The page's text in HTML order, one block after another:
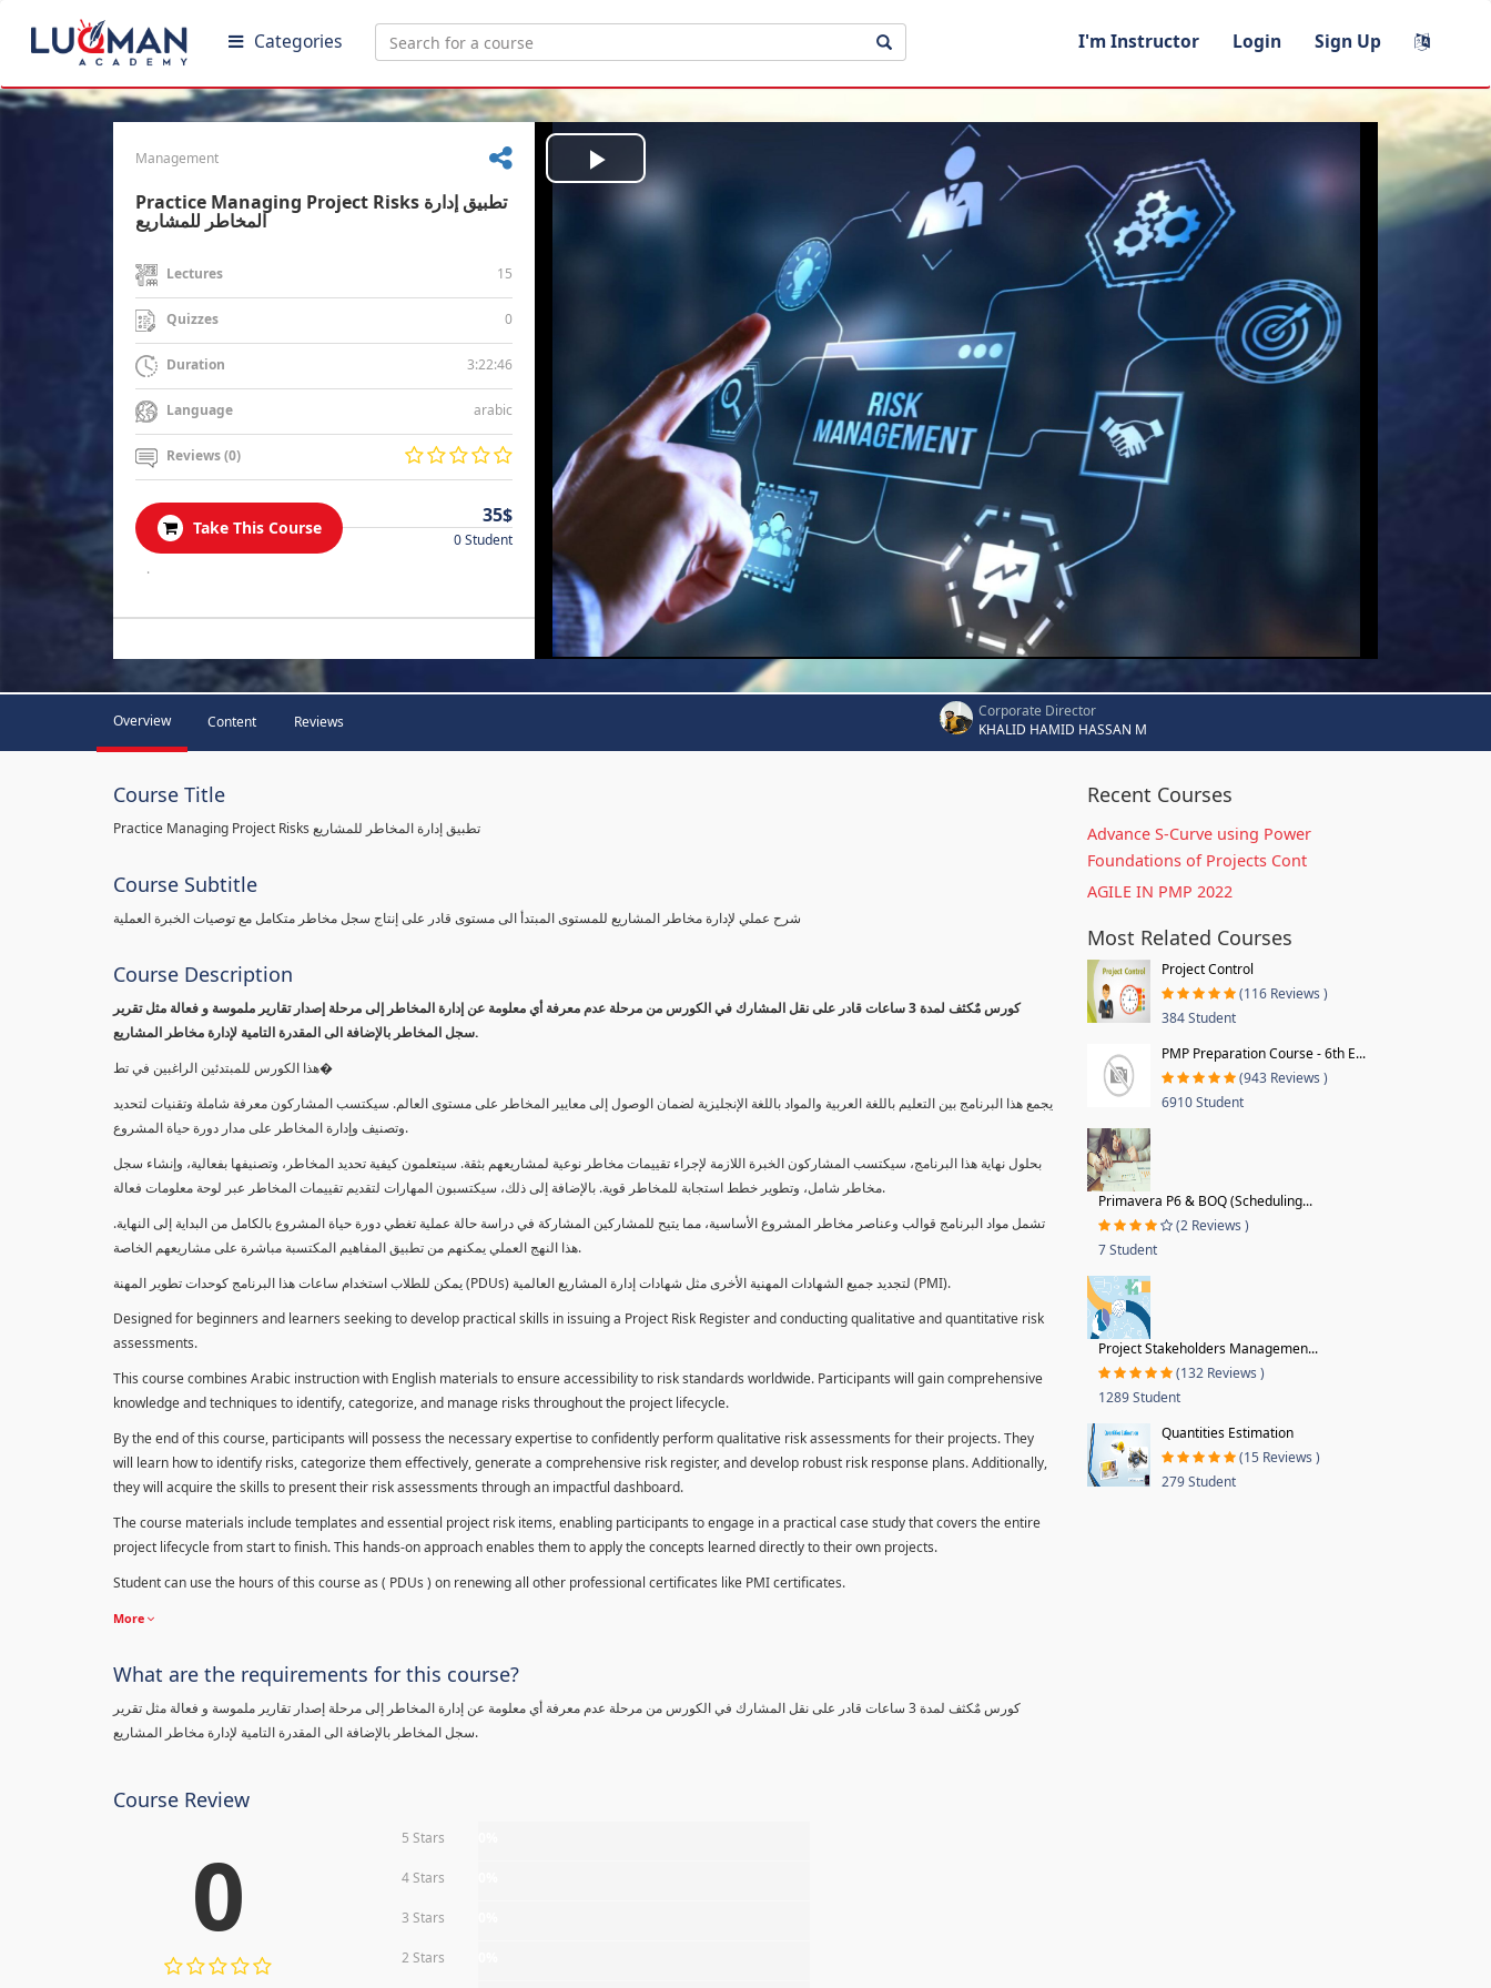
Categories I'm Instructor Login Sign Up
Management
Practice Managing Project Risks تطبيق إدارة
المخاطر للمشاريع
Lectures 15
Quizzes 0
Duration 3:22:46
Language arabic
Reviews (0)
Take This Course
35$
0 Student
.
Play
Video
Overview Content Reviews
Corporate Director
KHALID HAMID HASSAN M
Course Title
Practice Managing Project Risks تطبيق إدارة المخاطر للمشاريع
Course Subtitle
شرح عملي لإدارة مخاطر المشاريع للمستوى المبتدأ الى مستوى قادر على إنتاج سجل مخاطر متكامل مع توصيات الخبرة العملية
Course Description
كورس مٌكثف لمدة 3 ساعات قادر على نقل المشارك في الكورس من مرحلة عدم معرفة أي معلومة عن إدارة المخاطر إلى مرحلة إصدار تقارير ملموسة و فعالة مثل تقرير
سجل المخاطر بالإضافة الى المقدرة التامية لإدارة مخاطر المشاريع.
هذا الكورس للمبتدئين الراغبين في تط�
يجمع هذا البرنامج بين التعليم باللغة العربية والمواد باللغة الإنجليزية لضمان الوصول إلى معايير المخاطر على مستوى العالم. سيكتسب المشاركون معرفة شاملة وتقنيات لتحديد
وتصنيف وإدارة المخاطر على مدار دورة حياة المشروع.
بحلول نهاية هذا البرنامج، سيكتسب المشاركون الخبرة اللازمة لإجراء تقييمات مخاطر نوعية لمشاريعهم بثقة. سيتعلمون كيفية تحديد المخاطر، وتصنيفها بفعالية، وإنشاء سجل
مخاطر شامل، وتطوير خطط استجابة للمخاطر قوية. بالإضافة إلى ذلك، سيكتسبون المهارات لتقديم تقييمات المخاطر عبر لوحة معلومات فعالة.
تشمل مواد البرنامج قوالب وعناصر مخاطر المشروع الأساسية، مما يتيح للمشاركين المشاركة في دراسة حالة عملية تغطي دورة حياة المشروع بالكامل من البداية إلى النهاية.
هذا النهج العملي يمكنهم من تطبيق المفاهيم المكتسبة مباشرة على مشاريعهم الخاصة.
يمكن للطلاب استخدام ساعات هذا البرنامج كوحدات تطوير المهنة (PDUs) لتجديد جميع الشهادات المهنية الأخرى مثل شهادات إدارة المشاريع العالمية (PMI).
Designed for beginners and learners seeking to develop practical skills in issuing a Project Risk Register and conducting qualitative and quantitative risk
assessments.
This course combines Arabic instruction with English materials to ensure accessibility to risk standards worldwide. Participants will gain comprehensive
knowledge and techniques to identify, categorize, and manage risks throughout the project lifecycle.
By the end of this course, participants will possess the necessary expertise to confidently perform qualitative risk assessments for their projects. They
will learn how to identify risks, categorize them effectively, generate a comprehensive risk register, and develop robust risk response plans. Additionally,
they will acquire the skills to present their risk assessments through an impactful dashboard.
The course materials include templates and essential project risk items, enabling participants to engage in a practical case study that covers the entire
project lifecycle from start to finish. This hands-on approach enables them to apply the concepts learned directly to their own projects.
Student can use the hours of this course as ( PDUs ) on renewing all other professional certificates like PMI certificates.
More
What are the requirements for this course?
كورس مٌكثف لمدة 3 ساعات قادر على نقل المشارك في الكورس من مرحلة عدم معرفة أي معلومة عن إدارة المخاطر إلى مرحلة إصدار تقارير ملموسة و فعالة مثل تقرير
سجل المخاطر بالإضافة الى المقدرة التامية لإدارة مخاطر المشاريع.
Course Review
0 5 Stars
4 Stars
3 Stars
2 Stars
Recent Courses
Advance S-Curve using Power
Foundations of Projects Cont
AGILE IN PMP 2022
Most Related Courses
Project Control
(116 Reviews )
384 Student
PMP Preparation Course - 6th E...
(943 Reviews )
6910 Student
Primavera P6 & BOQ (Scheduling...
(2 Reviews )
7 Student
Project Stakeholders Managemen...
(132 Reviews )
1289 Student
Quantities Estimation
(15 Reviews )
279 Student